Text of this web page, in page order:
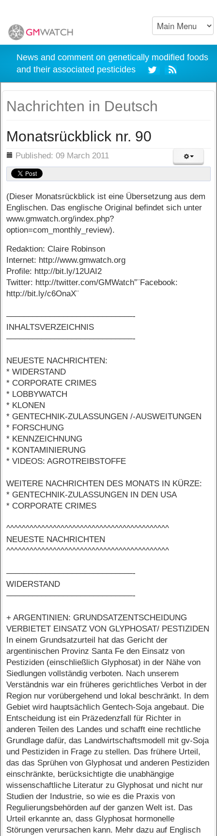
News and comment on genetically modified foods
and their associated pesticides
Nachrichten in Deutsch
Monatsrückblick nr. 90
Published: 09 March 2011
(Dieser Monatsrückblick ist eine Übersetzung aus dem
Englischen. Das englische Original befindet sich unter
www.gmwatch.org/index.php?
option=com_monthly_review).
Redaktion: Claire Robinson
Internet: http://www.gmwatch.org
Profile: http://bit.ly/12UAI2
Twitter: http://twitter.com/GMWatch”¨Facebook:
http://bit.ly/c6OnaX¨
–––––––––––––––––––––––––––––-
INHALTSVERZEICHNIS
–––––––––––––––––––––––––––––-
NEUESTE NACHRICHTEN:
* WIDERSTAND
* CORPORATE CRIMES
* LOBBYWATCH
* KLONEN
* GENTECHNIK-ZULASSUNGEN /-AUSWEITUNGEN
* FORSCHUNG
* KENNZEICHNUNG
* KONTAMINIERUNG
* VIDEOS: AGROTREIBSTOFFE
WEITERE NACHRICHTEN DES MONATS IN KÜRZE:
* GENTECHNIK-ZULASSUNGEN IN DEN USA
* CORPORATE CRIMES
^^^^^^^^^^^^^^^^^^^^^^^^^^^^^^^^^^^^^^^^^^
NEUESTE NACHRICHTEN
^^^^^^^^^^^^^^^^^^^^^^^^^^^^^^^^^^^^^^^^^^
–––––––––––––––––––––––––––––-
WIDERSTAND
–––––––––––––––––––––––––––––-
+ ARGENTINIEN: GRUNDSATZENTSCHEIDUNG
VERBIETET EINSATZ VON GLYPHOSAT/ PESTIZIDEN
In einem Grundsatzurteil hat das Gericht der
argentinischen Provinz Santa Fe den Einsatz von
Pestiziden (einschließlich Glyphosat) in der Nähe von
Siedlungen vollständig verboten. Nach unserem
Verständnis war ein früheres gerichtliches Verbot in der
Region nur vorübergehend und lokal beschränkt. In dem
Gebiet wird hauptsächlich Gentech-Soja angebaut. Die
Entscheidung ist ein Präzedenzfall für Richter in
anderen Teilen des Landes und schafft eine rechtliche
Grundlage dafür, das Landwirtschaftsmodell mit gv-Soja
und Pestiziden in Frage zu stellen. Das frühere Urteil,
das das Sprühen von Glyphosat und anderen Pestiziden
einschränkte, berücksichtigte die unabhängige
wissenschaftliche Literatur zu Glyphosat und nicht nur
Studien der Industrie, so wie es die Praxis von
Regulierungsbehörden auf der ganzen Welt ist. Das
Urteil erkannte an, dass Glyphosat hormonelle
Störungen verursachen kann. Mehr dazu auf Englisch